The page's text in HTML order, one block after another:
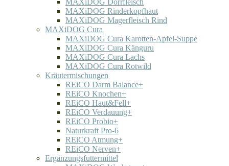
MAXiDOG Dörrfleisch
MAXiDOG Rinderkopfhaut
MAXiDOG Magerfleisch Rind
MAXiDOG Cura
MAXiDOG Cura Karotten-Apfel-Suppe
MAXiDOG Cura Känguru
MAXiDOG Cura Lachs
MAXiDOG Cura Rotwild
Kräutermischungen
REiCO Darm Balance+
REiCO Knochen+
REiCO Haut&Fell+
REiCO Verdauung+
REiCO Probio+
Naturkraft Pro-6
REiCO Atmung+
REiCO Nerven+
Ergänzungsfuttermittel